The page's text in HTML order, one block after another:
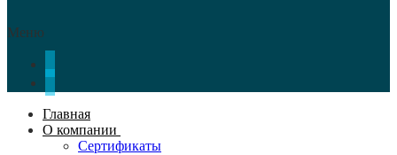
Меню
Главная
О компании
Сертификаты